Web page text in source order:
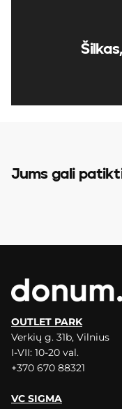
Jums gali
OUTLET PARK
Verkių g. 31b, Vilnius
I-VII: 10-20 val.
+370 670 88321
VC SIGMA